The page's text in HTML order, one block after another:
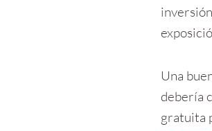
Una
debería